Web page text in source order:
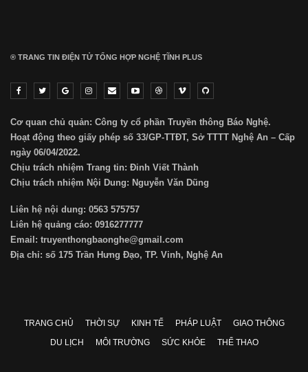
® TRANG TIN ĐIỆN TỬ ТỔNG HỢP NGHỆ TĨNH PLUS
Cơ quan chủ quản: Công ty cổ phần Truyền thông Báo Nghệ.
Hoạt động theo giấy phép số 33/GP-TTĐT, Sở TTTT Nghệ An – Cấp
ngày 06/04/2022.
Chịu trách nhiệm Trang tin: Đinh Viết Thành
Chịu trách nhiệm Nội Dung: Nguyễn Văn Dũng
Liên hệ nội dung: 0563 575757
Liên hệ quảng cáo: 0916277777
Email: truyenthongbaonghe@gmail.com
Địa chỉ: số 175 Trần Hưng Đạo, TP. Vinh, Nghệ An
TRANG CHỦ THỜI SỰ KINH TẾ PHÁP LUẬT
GIAO THÔNG
DU LỊCH
MÔI TRƯỜNG SỨC KHỎE THỂ THAO